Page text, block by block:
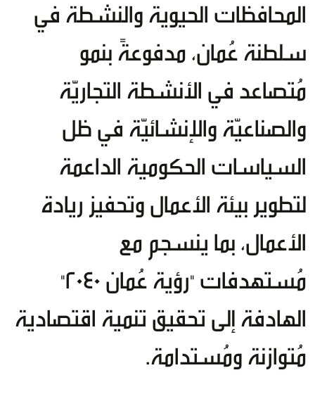
المحافظات الحيوية والنشطة في
سلطنة عُمان، مدفوعةً بنمو
مُتصاعد في الأنشطة التجاريّة
والصناعيّة والإنشائيّة في ظل
السياسات الحكومية الداعمة
لتطوير بيئة الأعمال وتحفيز ريادة
الأعمال، بما ينسجم مع
مُستهدفات "رؤية عُمان 2040"
الهادفة إلى تحقيق تنمية اقتصادية
مُتوازنة ومُستدامة.